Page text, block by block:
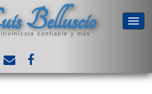
Belluscio
confiable y más